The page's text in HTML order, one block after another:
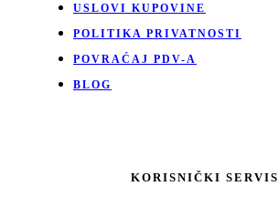
USLOVI KUPOVINE
POLITIKA PRIVATNOSTI
POVRAĆAJ PDV-A
BLOG
KORISNIČKI SERVIS